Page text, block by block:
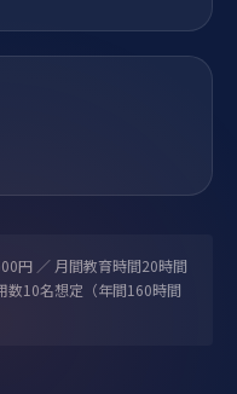
円 ／ 月間教育時間20時間
10名想定（年間160時間